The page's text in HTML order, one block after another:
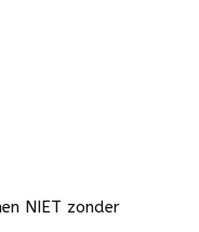
NIET zonder